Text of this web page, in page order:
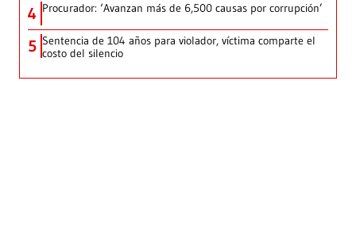
4 Procurador: ‘Avanzan más de 6,500 causas por corrupción’
5 Sentencia de 104 años para violador, víctima comparte el
costo del silencio